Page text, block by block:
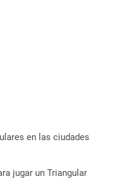
en las ciudades
jugar un Triangular